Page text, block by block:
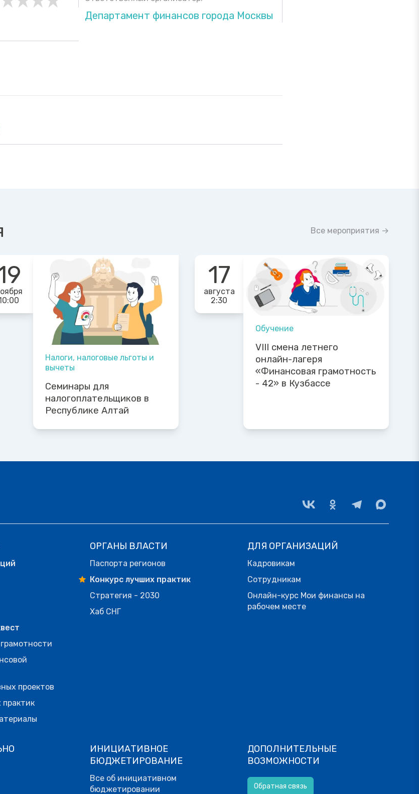
Департамент финансов города Москвы
Все мероприятия →
Налоги, налоговые льготы и
вычеты
Семинары для
налогоплательщиков в
Республике Алтай
17
августа
2:30
Обучение
VIII смена летнего
онлайн-лагеря
«Финансовая грамотность
- 42» в Кузбассе
проектов
ОРГАНЫ ВЛАСТИ
Паспорта регионов
Конкурс лучших практик
Стратегия - 2030
Хаб СНГ
ДЛЯ ОРГАНИЗАЦИЙ
Кадровикам
Сотрудникам
Онлайн-курс Мои финансы на
рабочем месте
ИНИЦИАТИВНОЕ
БЮДЖЕТИРОВАНИЕ
Все об инициативном
бюджетировании
ДОПОЛНИТЕЛЬНЫЕ
ВОЗМОЖНОСТИ
Обратная связь